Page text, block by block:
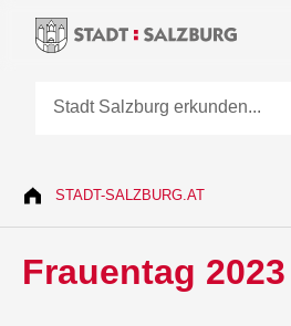
STADT-SALZBURG.AT
Frauentag 2023